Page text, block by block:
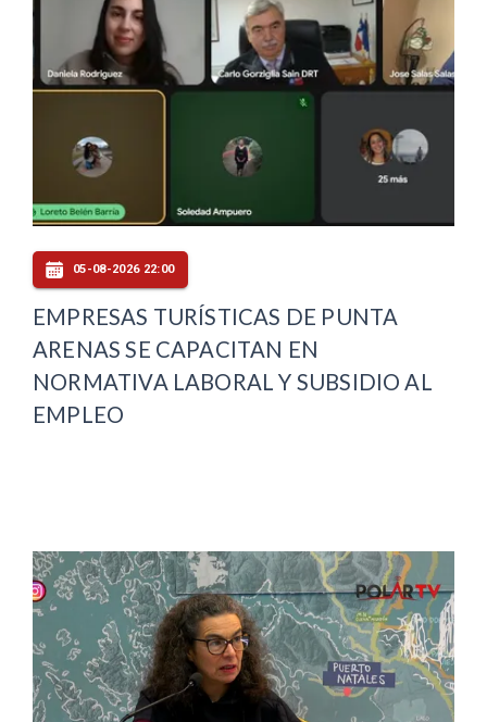
05-08-2026 22:00
EMPRESAS TURÍSTICAS DE PUNTA
ARENAS SE CAPACITAN EN
NORMATIVA LABORAL Y SUBSIDIO AL
EMPLEO